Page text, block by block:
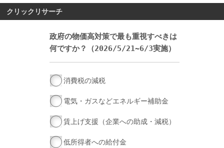
クリックリサーチ
政府の物価高対策で最も重視すべきは
何ですか？（2026/5/21~6/3実施）
消費税の減税
電気・ガスなどエネルギー補助金
賃上げ支援（企業への助成・減税）
低所得者への給付金